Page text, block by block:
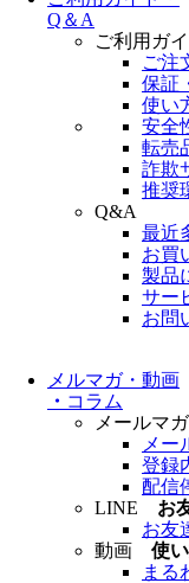
Q＆A
ご利用ガ
ご注
保証
使い
安全
転売
詐欺
推奨
Q&A
最近
お買
製品
サー
お問
メルマガ・動画
・ コラム
メールマ
メー
登録
配信
LINE お
お友
動画 使
まる